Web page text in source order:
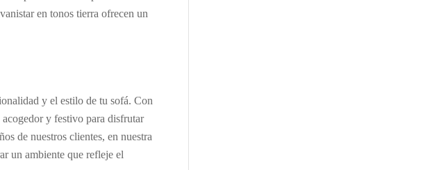
en tonos tierra ofrecen un
y el estilo de tu sofá. Con
y festivo para disfrutar
de nuestros clientes, en nuestra
un ambiente que refleje el